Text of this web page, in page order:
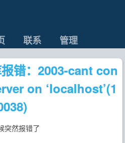
联系 管理
错：2003-cant con
on ‘localhost’(1
然报错了